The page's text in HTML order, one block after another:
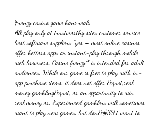
Frenzy casino game bani reali.
All play only at trustworthy sites customer service
best software suppliers “yes – most online casinos
offer bettors apps or instant-play through mobile
web browsers. Casino frenzy™ is intended for adult
audiences. While our game is free to play with in-
app purchase items, it does not offer &quot;real
money gambling&quot; or an opportunity to win
real money or. Experienced gamblers will sometimes
want to play new games, but don&#39;t want to